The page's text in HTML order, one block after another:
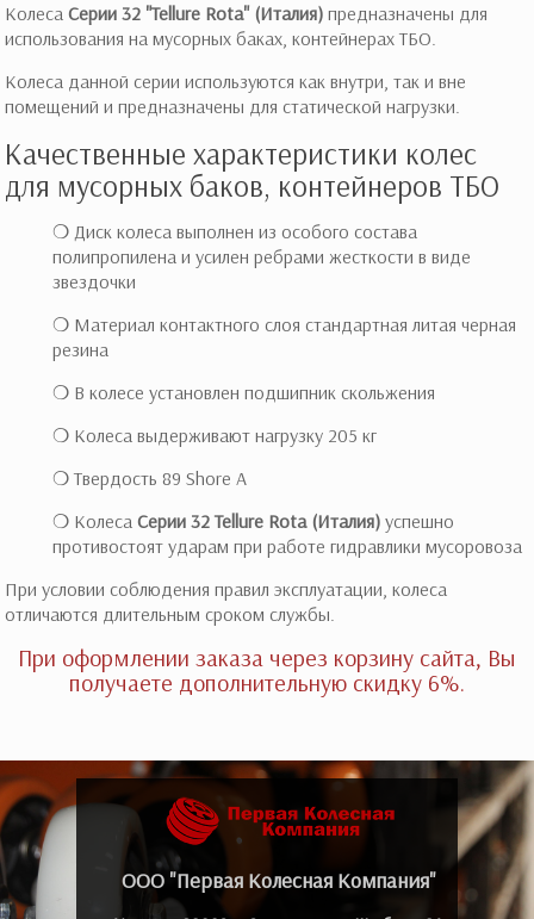
КолесаСерии 32 "Tellure Rota" (Италия)предназначены для
использования на мусорных баках, контейнерах ТБО.
Колеса данной серии используются как внутри, так и вне
помещений и предназначены для статической нагрузки.
Качественные характеристики колес
для мусорных баков, контейнеров ТБО
❍ Диск колеса выполнен из особого состава
полипропилена и усилен ребрами жесткости в виде
звездочки
❍ Материал контактного слоя стандартная литая черная
резина
❍ В колесе установлен подшипник скольжения
❍ Колеса выдерживают нагрузку 205 кг
❍ Твердость 89 Shore A
❍ КолесаСерии 32 Tellure Rota (Италия)успешно
противостоят ударам при работе гидравлики мусоровоза
При условии соблюдения правил эксплуатации, колеса
отличаются длительным сроком службы.
При оформлении заказа через корзину сайта, Вы
получаете дополнительную скидку 6%.
ООО "Первая Колесная Компания"